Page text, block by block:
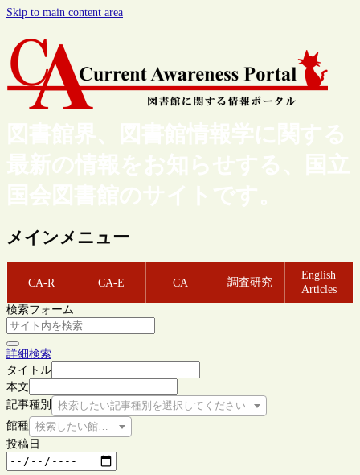
Skip to main content area
図書館界、図書館情報学に関する
最新の情報をお知らせする、国立
国会図書館のサイトです。
メインメニュー
CA-R CA-E CA 調査研究
English
Articles
検索フォーム
詳細検索
タイトル
本文
記事種別
検索したい記事種別を選択してください
館種 検索したい館種を選択してください
投稿日